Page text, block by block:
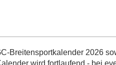
Breitensportkalender 2026
wird fortlaufend - bei